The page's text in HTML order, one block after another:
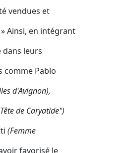
vendues et
Ainsi, en intégrant
leurs
comme Pablo
d'Avignon),
de Caryatide")
(Femme
favorisé le